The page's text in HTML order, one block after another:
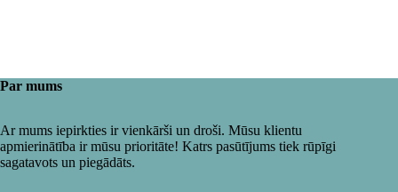
Par mums
Ar mums iepirkties ir vienkārši un droši. Mūsu klientu
apmierinātība ir mūsu prioritāte! Katrs pasūtījums tiek rūpīgi
sagatavots un piegādāts.